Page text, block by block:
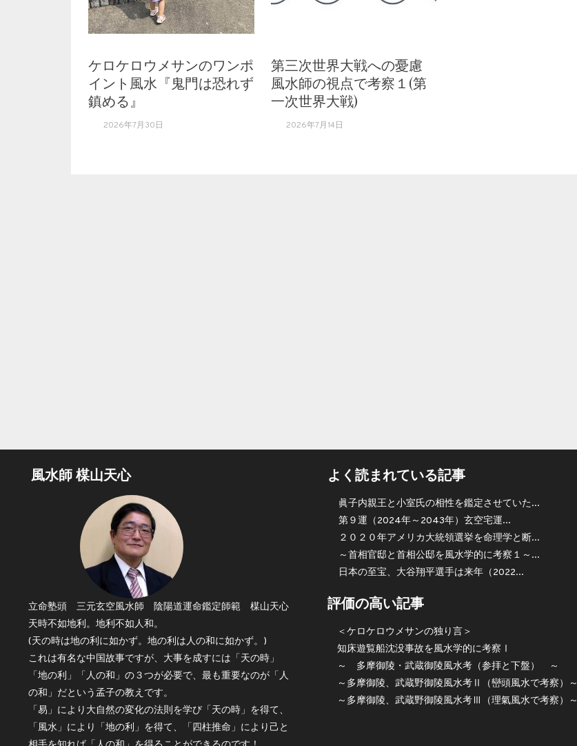
ケロケロウメサンのワンポ
イント風水『鬼門は恐れず
鎮める』
2026年7月30日
第三次世界大戦への憂慮
風水師の視点で考察１(第
一次世界大戦)
2026年7月14日
風水師 楳山天心
立命塾頭 三元玄空風水師 陰陽道運命鑑定師範 楳山天心
天時不如地利。地利不如人和。
(天の時は地の利に如かず。地の利は人の和に如かず。)
これは有名な中国故事ですが、大事を成すには「天の時」
「地の利」「人の和」の３つが必要で、最も重要なのが「人
の和」だという孟子の教えです。
「易」により大自然の変化の法則を学び「天の時」を得て、
「風水」により「地の利」を得て、「四柱推命」により己と
よく読まれている記事
眞子内親王と小室氏の相性を鑑定させていた...
第９運（2024年～2043年）玄空宅運...
２０２０年アメリカ大統領選挙を命理学と断...
～首相官邸と首相公邸を風水学的に考察１～...
日本の至宝、大谷翔平選手は来年（2022...
評価の高い記事
＜ケロケロウメサンの独り言＞
知床遊覧船沈没事故を風水学的に考察Ⅰ
～ 多摩御陵・武蔵御陵風水考（参拝と下盤） ～
～多摩御陵、武蔵野御陵風水考Ⅱ（巒頭風水で考察）～
～多摩御陵、武蔵野御陵風水考Ⅲ（理氣風水で考察）～